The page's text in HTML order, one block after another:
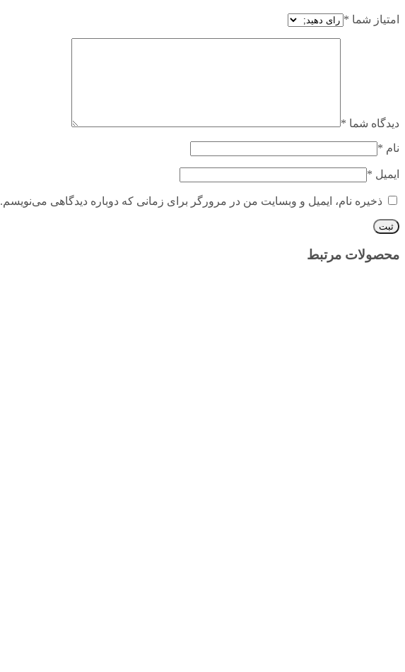
امتیاز شما *
دیدگاه شما *
نام *
ایمیل *
ذخیره نام، ایمیل و وبسایت من در مرورگر برای زمانی که دوباره دیدگاهی می‌نویسم.
محصولات مرتبط